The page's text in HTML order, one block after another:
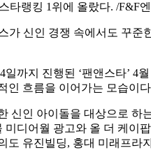
타랭킹 1위에 올랐다. /F&F
가 신인 경쟁 속에서도 꾸준
일까지 진행된 ‘팬앤스타’
인 흐름을 이어가는 모습이
신인 아이돌을 대상으로
미디어월 광고와 올 더 케이
도 유진빌딩, 홍대 미래프